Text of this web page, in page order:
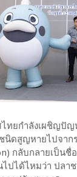
ทยกำลังเผชิญปัญ
ดสูญหายไปจาก
กลับกลายเป็นชื่
ปได้ไหมว่า ปลา